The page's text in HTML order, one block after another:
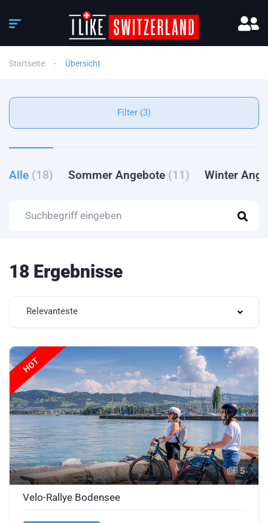
Startseite Übersicht
Filter (3)
Alle (18) Sommer Angebote (11) Winter
18 Ergebnisse
Relevanteste
HOT
5
Velo-Rallye Bodensee